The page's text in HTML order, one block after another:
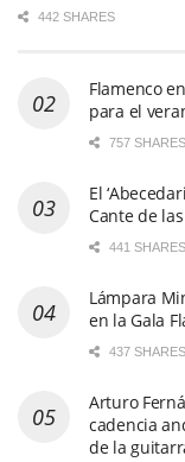
442 SHARES
Flamenco
para el
757 SHARES
El
Cante de
441 SHARES
Lámpara
en la Gala
437 SHARES
Arturo
cadencia
de la